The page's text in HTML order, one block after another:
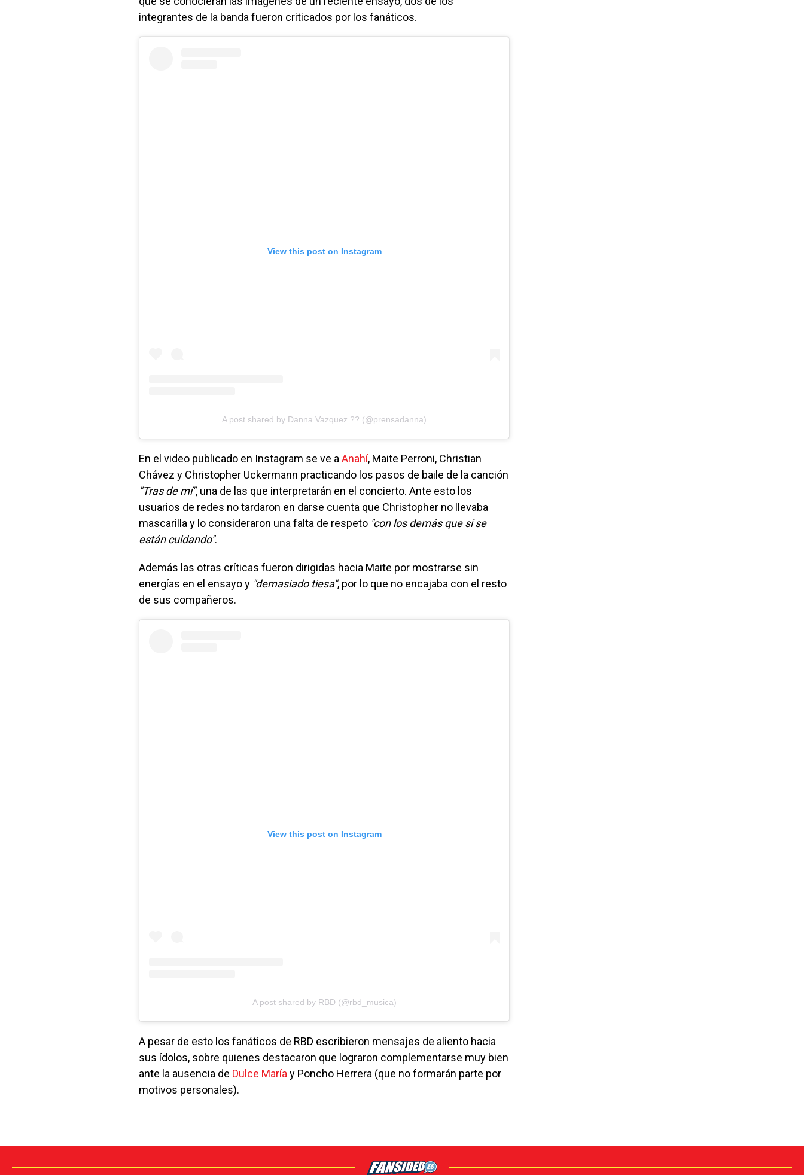
integrantes de la banda fueron criticados por los fanáticos.
View this post on Instagram
A post shared by Danna Vazquez ?? (@prensadanna)
En el video publicado en Instagram se ve a Anahí, Maite Perroni, Christian
Chávez y Christopher Uckermann practicando los pasos de baile de la canción
"Tras de mí", una de las que interpretarán en el concierto. Ante esto los
usuarios de redes no tardaron en darse cuenta que Christopher no llevaba
mascarilla y lo consideraron una falta de respeto "con los demás que sí se
están cuidando".
Además las otras críticas fueron dirigidas hacia Maite por mostrarse sin
energías en el ensayo y "demasiado tiesa", por lo que no encajaba con el resto
de sus compañeros.
View this post on Instagram
A post shared by RBD (@rbd_musica)
A pesar de esto los fanáticos de RBD escribieron mensajes de aliento hacia
sus ídolos, sobre quienes destacaron que lograron complementarse muy bien
ante la ausencia de Dulce María y Poncho Herrera (que no formarán parte por
motivos personales).